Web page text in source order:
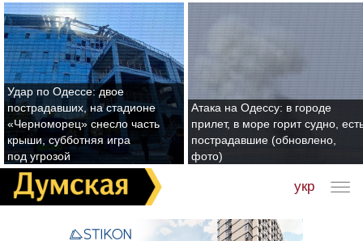
Удар по Одессе: двое
пострадавших, на стадионе
«Черноморец» снесло часть
крыши, субботняя игра
под угрозой
Атака на Одессу: в городе
прилет, в море горит судно,
пострадавшие (обновлено,
фото)
укр